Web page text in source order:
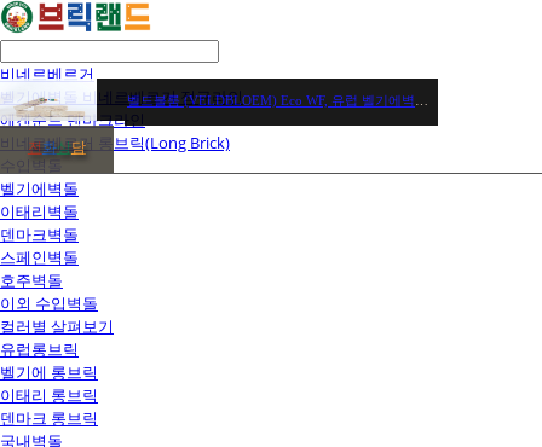
비네르베르거
벨기에벽돌 비네르베르거 정규라인
에겐순드 덴마크라인
비네르베르거 롱브릭(Long Brick)
수입벽돌
벨기에벽돌
이태리벽돌
덴마크벽돌
스페인벽돌
호주벽돌
이외 수입벽돌
컬러별 살펴보기
유럽롱브릭
벨기에 롱브릭
이태리 롱브릭
덴마크 롱브릭
국내벽돌
전화상담